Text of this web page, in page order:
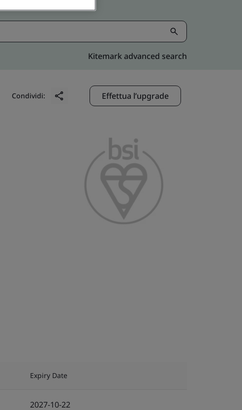
Kitemark advanced search
Condividi: Effettua l’upgrade
Expiry Date
2027-10-22